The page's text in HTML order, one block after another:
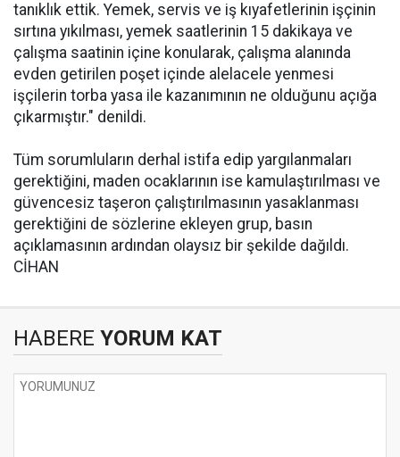
tanıklık ettik. Yemek, servis ve iş kıyafetlerinin işçinin
sırtına yıkılması, yemek saatlerinin 15 dakikaya ve
çalışma saatinin içine konularak, çalışma alanında
evden getirilen poşet içinde alelacele yenmesi
işçilerin torba yasa ile kazanımının ne olduğunu açığa
çıkarmıştır." denildi.
Tüm sorumluların derhal istifa edip yargılanmaları
gerektiğini, maden ocaklarının ise kamulaştırılması ve
güvencesiz taşeron çalıştırılmasının yasaklanması
gerektiğini de sözlerine ekleyen grup, basın
açıklamasının ardından olaysız bir şekilde dağıldı.
CİHAN
HABERE YORUM KAT